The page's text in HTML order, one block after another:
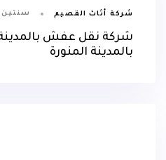
شركة أثاث القصيم سنتين AGO
شركة نقل عفش
بالمدينة المنورة